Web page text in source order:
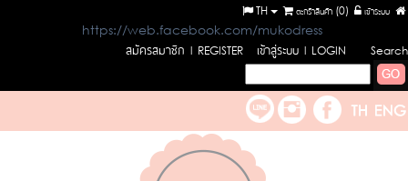
เข้าระบบ
ตะกร้าสินค้า (0)
TH
https://web.facebook.com/mukodress
สมัครสมาชิก l REGISTER เข้าสู่ระบบ l LOGIN Search